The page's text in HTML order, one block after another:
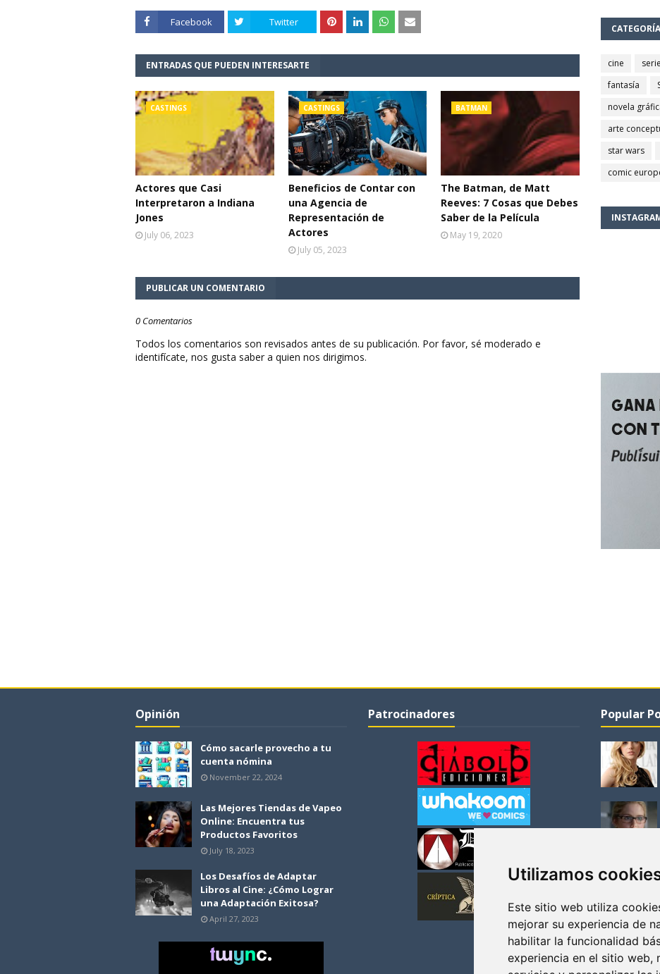
Utilizamos
Este sitio web utiliza
mejorar su experiencia de
habilitar la funcionalidad
experiencia en el sitio web,
Facebook Twitter
ENTRADAS QUE PUEDEN INTERESARTE
CASTINGS
Actores que Casi
Interpretaron a Indiana
Jones
July 06, 2023
CASTINGS
Beneficios de Contar con
una Agencia de
Representación de
Actores
July 05, 2023
BATMAN
The Batman, de Matt
Reeves: 7 Cosas que Debes
Saber de la Película
May 19, 2020
PUBLICAR UN COMENTARIO
0 Comentarios
Todos los comentarios son revisados antes de su publicación. Por favor, sé moderado e
identifícate, nos gusta saber a quien nos dirigimos.
cine
fantasía
novela
arte
star wars
comic
Opinión
Cómo sacarle provecho a tu
cuenta nómina
November 22, 2024
Las Mejores Tiendas de Vapeo
Online: Encuentra tus
Productos Favoritos
July 18, 2023
Los Desafíos de Adaptar
Libros al Cine: ¿Cómo Lograr
una Adaptación Exitosa?
April 27, 2023
Patrocinadores Popular